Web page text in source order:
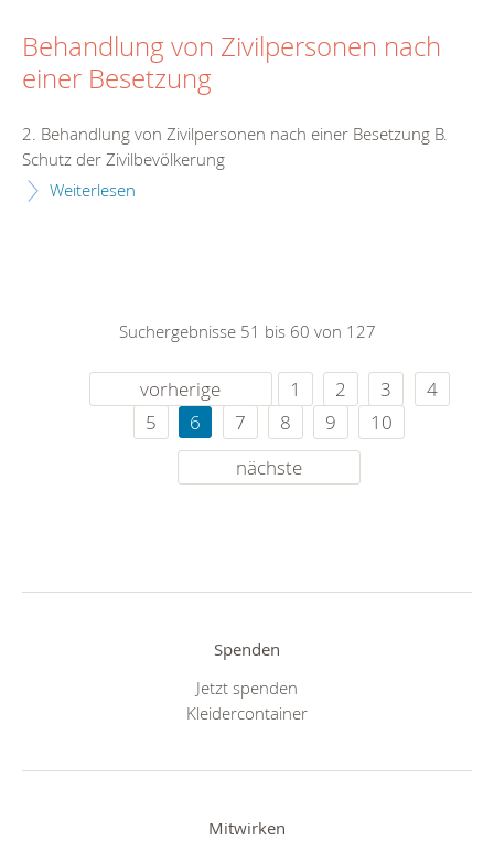
Behandlung von Zivilpersonen nach
einer Besetzung
2. Behandlung von Zivilpersonen nach einer Besetzung B.
Schutz der Zivilbevölkerung
Weiterlesen
Suchergebnisse 51 bis 60 von 127
vorherige 1 2 3
4
5
6 7 8 9
10
nächste
Spenden
Jetzt spenden
Kleidercontainer
Mitwirken